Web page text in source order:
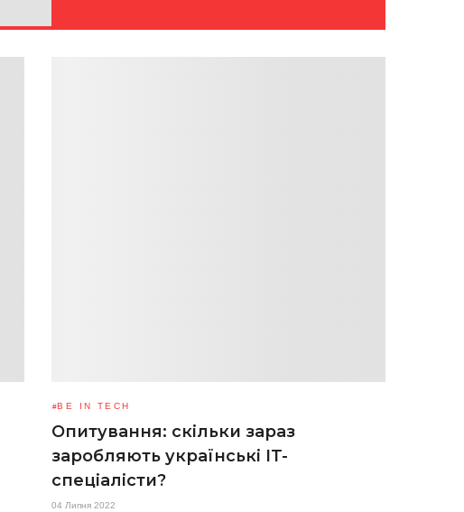
BE IN TECH
Опитування: скільки зараз
заробляють українські IT-
спеціалісти?
04 Липня 2022